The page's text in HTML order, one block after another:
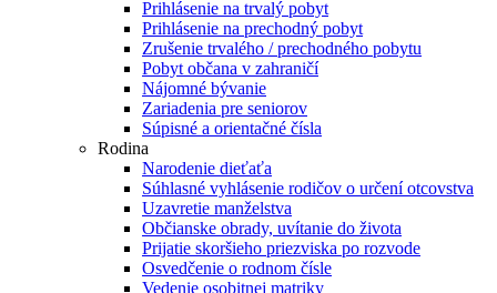
Prihlásenie na trvalý pobyt
Prihlásenie na prechodný pobyt
Zrušenie trvalého / prechodného pobytu
Pobyt občana v zahraničí
Nájomné bývanie
Zariadenia pre seniorov
Súpisné a orientačné čísla
Rodina
Narodenie dieťaťa
Súhlasné vyhlásenie rodičov o určení otcovstva
Uzavretie manželstva
Občianske obrady, uvítanie do života
Prijatie skoršieho priezviska po rozvode
Osvedčenie o rodnom čísle
Vedenie osobitnej matriky